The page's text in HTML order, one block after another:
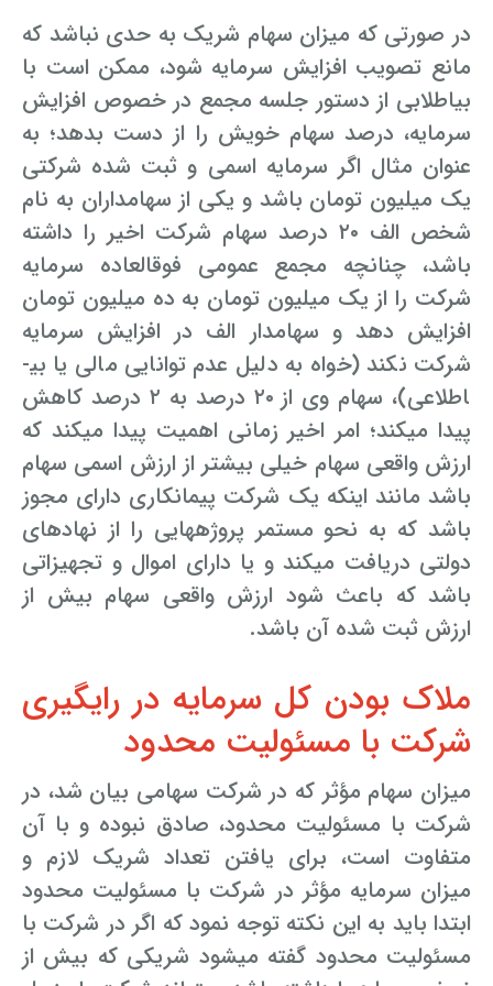
تبانی در معاملات دولتی
اوراق کردن اتومبیل بدون مجوز قانونی
شکایت از آلودگی صوتی
وکیل کیفری آنلاین
رویکرد حادثه بدون شاهد
مشاوره حقوقی تخریب
در صورتی که میزان سهام­­ شریک به حدی نباشد که
مانع تصویب افزایش سرمایه شود، ممکن است با
بی­اطلابی از دستور جلسه مجمع در خصوص افزایش
سرمایه، درصد سهام خویش را از دست بدهد؛ به
عنوان مثال اگر سرمایه اسمی و ثبت شده شرکتی
یک میلیون تومان باشد و یکی از سهام­­داران به نام
شخص الف ۲۰ درصد سهام­­ شرکت اخیر را داشته
باشد، چنان­چه مجمع عمومی فوق­العاده سرمایه
شرکت را از یک میلیون تومان به ده میلیون تومان
افزایش دهد و سهام­­دار الف در افزایش سرمایه
شرکت نکند (خواه به دلیل عدم توانایی مالی یا بی­
اطلاعی)، سهام وی از ۲۰ درصد به ۲ درصد کاهش
پیدا می­کند؛ امر اخیر زمانی اهمیت پیدا می­کند که
ارزش واقعی سهام خیلی بیشتر از ارزش اسمی سهام
باشد مانند این­که یک شرکت پیمانکاری دارای مجوز
باشد که به نحو مستمر پروژه­هایی را از نهادهای
دولتی دریافت می­کند و یا دارای اموال و تجهیزاتی
باشد که باعث شود ارزش واقعی سهام بیش از
ارزش ثبت شده آن باشد.
ملاک بودن کل سرمایه در رای­گیری
شرکت با مسئولیت محدود
میزان سهام مؤثر که در شرکت سهامی بیان شد، در
شرکت با مسئولیت محدود، صادق نبوده و با آن
متفاوت است، برای یافتن تعداد شریک لازم و
میزان سرمایه مؤثر در شرکت با مسئولیت محدود
ابتدا باید به این نکته توجه نمود که اگر در شرکت با
مسئولیت محدود گفته می­شود شریکی که بیش از